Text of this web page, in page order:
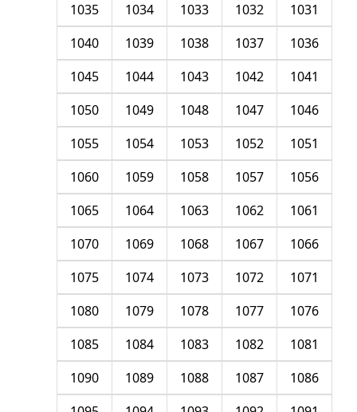
1031
1032
1033
1034
1035
1036
1037
1038
1039
1040
1041
1042
1043
1044
1045
1046
1047
1048
1049
1050
1051
1052
1053
1054
1055
1056
1057
1058
1059
1060
1061
1062
1063
1064
1065
1066
1067
1068
1069
1070
1071
1072
1073
1074
1075
1076
1077
1078
1079
1080
1081
1082
1083
1084
1085
1086
1087
1088
1089
1090